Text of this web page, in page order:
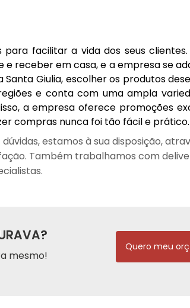
facilitar a vida dos seus
receber em casa, e a empresa se
Giulia, escolher os produtos
e conta com uma ampla
a empresa oferece promoções
compras nunca foi tão fácil e prático.
estamos à sua disposição,
Também trabalhamos com
mesmo!
Quero meu